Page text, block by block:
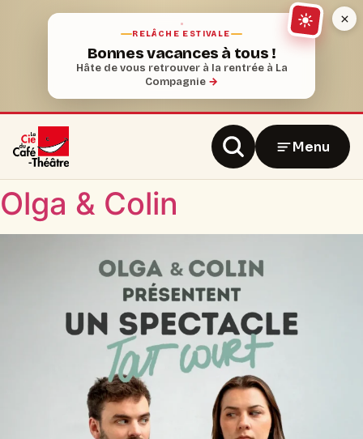
RELÂCHE ESTIVALE
Bonnes vacances à tous !
Hâte de vous retrouver à la rentrée à La
Compagnie →
Menu
Olga & Colin